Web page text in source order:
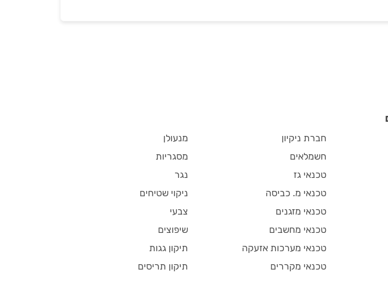
חברת ניקיון
חשמלאים
טכנאי גז
טכנאי מ. כביסה
טכנאי מזגנים
טכנאי מחשבים
טכנאי מערכות אזעקה
טכנאי מקררים
מנעולן
מסגריות
נגר
ניקוי שטיחים
צבעי
שיפוצים
תיקון גגות
תיקון תריסים